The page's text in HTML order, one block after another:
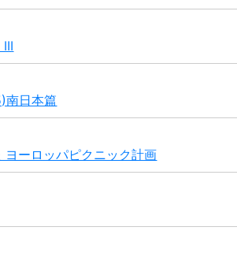
南日本篇
ーロッパピクニック計画